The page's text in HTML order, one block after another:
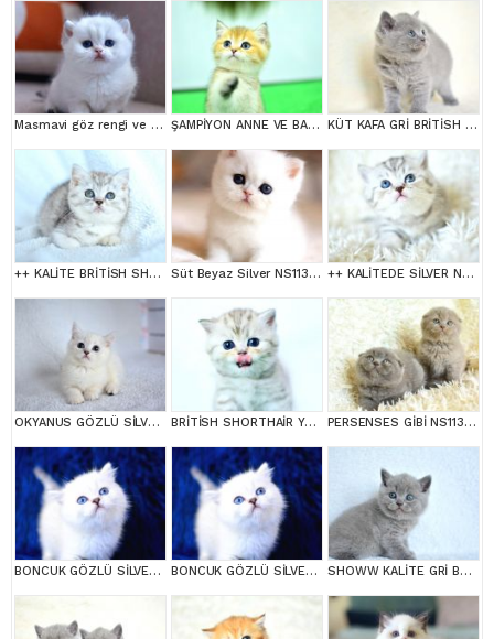
Masmavi göz rengi ve Bem beyaz tüyleri ile Silver British Shortair ŞAMPİYON ANNE VE BABANI YAVRUSU NY11 GOLDEN BRİTİSH SHORTHAİR YAVRUMUZ KÜT KAFA GRİ BRİTİSH SHORTHAİR
++ KALİTE BRİTİSH SHORTHAİR Süt Beyaz Silver NS1133 British Shorthair ++ KALİTEDE SİLVER NS24 BRİTİSH SHORTHAİR
OKYANUS GÖZLÜ SİLVER POİNT BRİTİSH SHORTHAİR YAVRUMUZ BRİTİSH SHORTHAİR YAVRUMUZ PERSENSES GİBİ NS1133 BRİTİSH SHORTHAİR YAVRUMUZ
BONCUK GÖZLÜ SİLVER BRİTİSH SHORTHAİR NS1133 BONCUK GÖZLÜ SİLVER BRİTİSH SHORTHAİR NS1133 SHOWW KALİTE GRİ BRİTİSH SHORTHAİR YAVRUMUZ